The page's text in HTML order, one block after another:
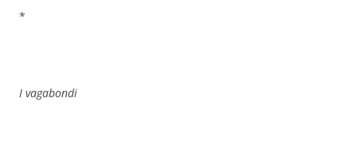
*
I vagabondi